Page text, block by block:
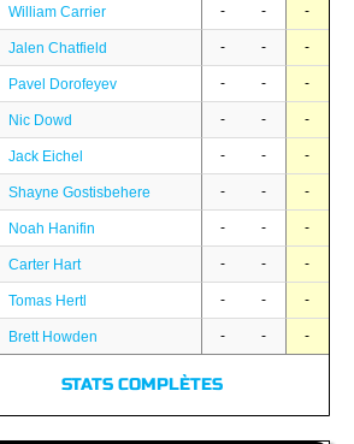
William Carrier - - -
Jalen Chatfield - - -
Pavel Dorofeyev - - -
Nic Dowd - - -
Jack Eichel - - -
Shayne Gostisbehere - - -
Noah Hanifin - - -
Carter Hart - - -
Tomas Hertl - - -
Brett Howden - - -
STATS COMPLÈTES